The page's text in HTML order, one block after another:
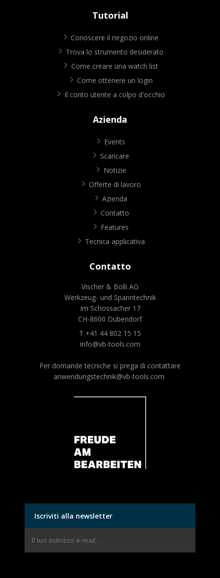
Tutorial
Conoscere il negozio online
Trova lo strumento desiderato
Come creare una watch list
Come ottenere un login
Il conto utente a colpo d'occhio
Azienda
Events
Scaricare
Notizie
Offerte di lavoro
Azienda
Contatto
Features
Tecnica applicativa
Contatto
Vischer & Bolli AG
Werkzeug- und Spanntechnik
Im Schossacher 17
CH-8600 Dübendorf
T +41 44 802 15 15
info@vb-tools.com
Per domande tecniche si prega di contattare
anwendungstechnik@vb-tools.com
Iscriviti alla newsletter